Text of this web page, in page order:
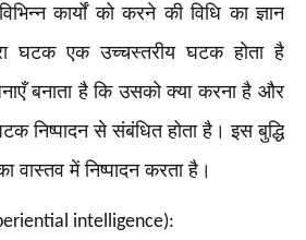
कार्यों को करने की विधि का ज्ञान
घटक एक उच्चस्तरीय घटक होता है
बनाता है कि उसको क्या करना है और
निष्पादन से संबंधित होता है। इस बुद्धि
का वास्तव में निष्पादन करता है।
intelligence):